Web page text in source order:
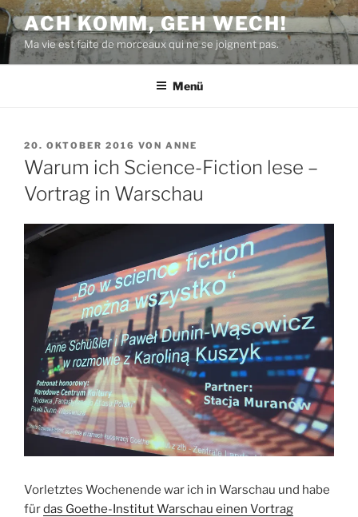
Zum
Inhalt
springen
ACH KOMM, GEH WECH!
Ma vie est faite de morceaux qui ne se joignent pas.
Menü
VERÖFFENTLICHT
AM
20. OKTOBER 2016 VON ANNE
Warum ich Science-Fiction lese –
Vortrag in Warschau
Vorletztes Wochenende war ich in Warschau und habe
fürdas Goethe-Institut Warschau einen Vortrag